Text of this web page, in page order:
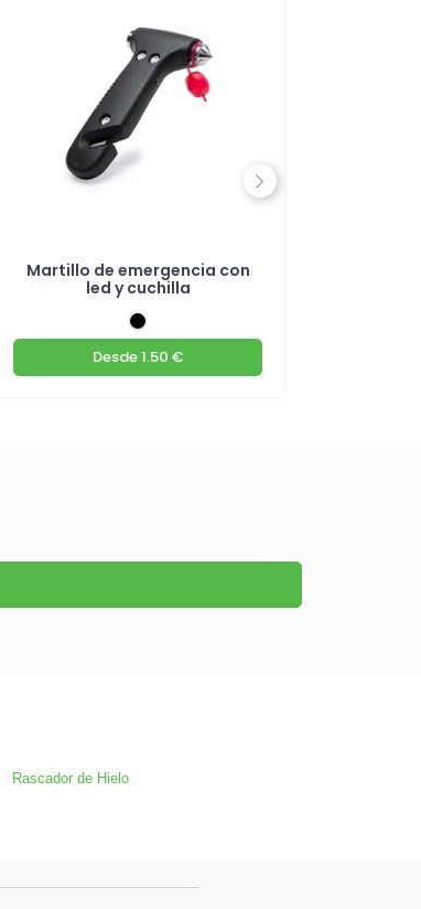
Martillo de emergencia con
led y cuchilla
Desde1.50 €
Next
Rascador de Hielo